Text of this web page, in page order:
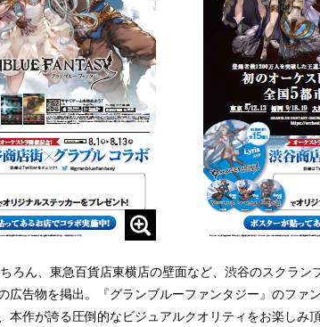
ろん、東急百貨店東横店の壁面など、渋谷のスクラン
広告物を掲出。『グランブルーファンタジー』のファ
本作が誇る圧倒的なビジュアルクオリティをお楽しみ